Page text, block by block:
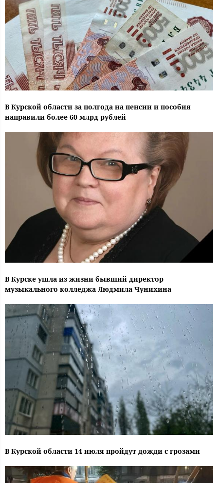
В Курской области за полгода на пенсии и пособия
направили более 60 млрд рублей
В Курске ушла из жизни бывший директор
музыкального колледжа Людмила Чунихина
В Курской области 14 июля пройдут дожди с грозами